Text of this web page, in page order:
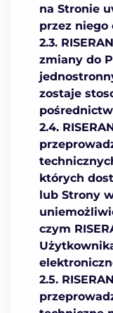
na Stronie
przez niego
2.3.
zmiany do
zostaje
2.4.
których
lub Strony
czym
2.5.